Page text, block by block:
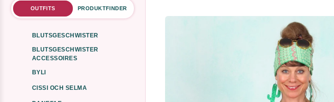
OUTFITS PRODUKTFINDER
BLUTSGESCHWISTER
BLUTSGESCHWISTER
ACCESSOIRES
BYLI
CISSI OCH SELMA